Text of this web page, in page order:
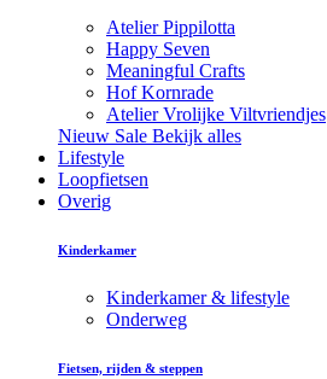
Atelier Pippilotta
Happy Seven
Meaningful Crafts
Hof Kornrade
Atelier Vrolijke Viltvriendjes
Nieuw Sale Bekijk alles
Lifestyle
Loopfietsen
Overig
Kinderkamer
Kinderkamer & lifestyle
Onderweg
Fietsen, rijden & steppen